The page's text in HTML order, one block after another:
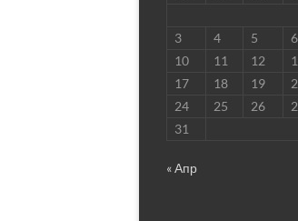
3
4 5 6
10
11 12
17
18 19
24
25 26
31
« Апр